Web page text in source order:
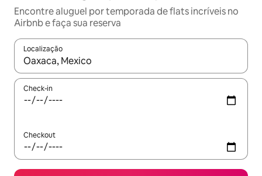
Encontre aluguel por temporada de flats incríveis no
Airbnb e faça sua reserva
Localização
Quando os resultados estiverem disponíveis, explore-os
Check-in
Checkout